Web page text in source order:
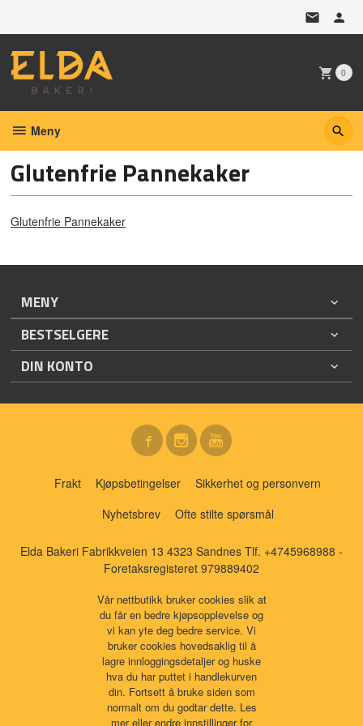
0
Meny
Glutenfrie Pannekaker
Glutenfrie Pannekaker
MENY
BESTSELGERE
DIN KONTO
Frakt Kjøpsbetingelser
Sikkerhet og personvern
Nyhetsbrev
Ofte stilte spørsmål
Elda Bakeri Fabrikkveien 13 4323 Sandnes Tlf. +4745968988 -
Foretaksregisteret 979889402
Vår nettbutikk bruker cookies slik at
du får en bedre kjøpsopplevelse og
vi kan yte deg bedre service. Vi
bruker cookies hovedsaklig til å
lagre innloggingsdetaljer og huske
hva du har puttet i handlekurven
din. Fortsett å bruke siden som
normalt om du godtar dette. Les
merellerendre innstillinger for